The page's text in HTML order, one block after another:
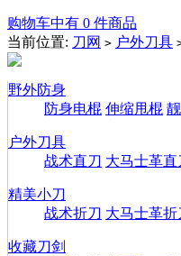
购物车中有 0 件商品
当前位置: 刀网 > 户外刀具
野外防身
防身电棍 伸缩甩棍
户外刀具
战术直刀 大马士革直
精美小刀
战术折刀 大马士革折
收藏刀剑